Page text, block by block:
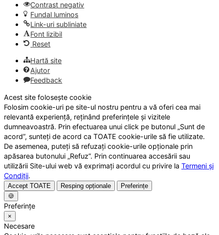
Contrast negativ
Fundal luminos
Link-uri subliniate
Font lizibil
Reset
Hartă site
Ajutor
Feedback
Acest site folosește cookie
Folosim cookie-uri pe site-ul nostru pentru a vă oferi cea mai
relevantă experiență, reținând preferințele și vizitele
dumneavoastră. Prin efectuarea unui click pe butonul „Sunt de
acord”, sunteți de acord ca TOATE cookie-urile să fie utilizate.
De asemenea, puteți să refuzați cookie-urile opționale prin
apăsarea butonului „Refuz”. Prin continuarea accesării sau
utilizării Site-ului web vă exprimați acordul cu privire la Termeni și
Condiții.
Accept TOATE Resping opționale
Preferințe
🍪
Preferințe
×
Necesare